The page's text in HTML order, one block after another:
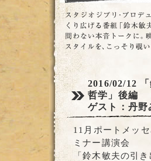
2016/02/12
哲学」後編
ゲスト：丹野
11月ポートメッ
ミナー講演会
「鈴木敏夫の引